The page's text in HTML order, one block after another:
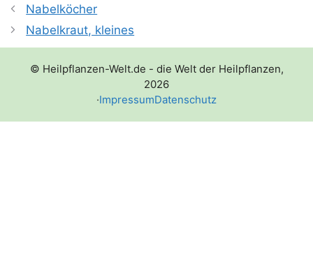
Nabelköcher
Nabelkraut, kleines
© Heilpflanzen-Welt.de - die Welt der Heilpflanzen,
2026
·ImpressumDatenschutz